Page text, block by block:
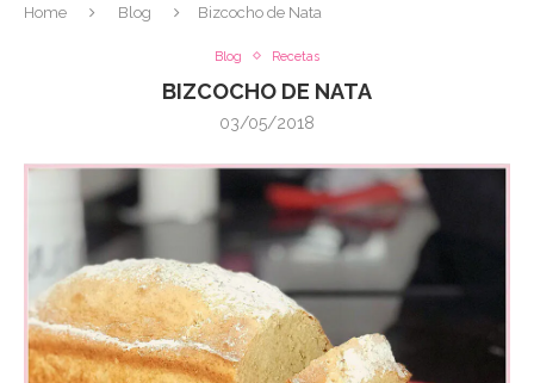
Home Blog Bizcocho de Nata
Blog Recetas
BIZCOCHO DE NATA
03/05/2018